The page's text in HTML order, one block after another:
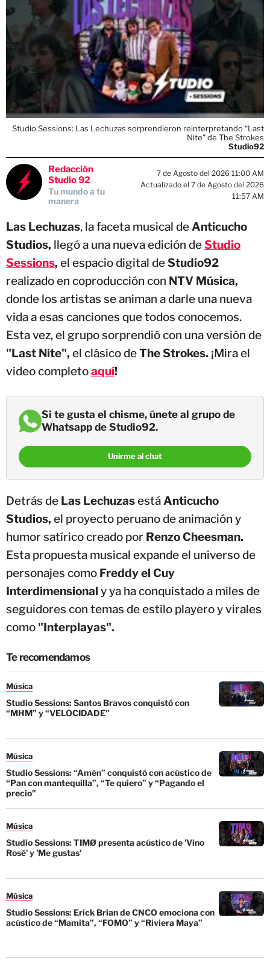
Studio Sessions: Las Lechuzas sorprendieron reinterpretando “Last
Nite” de The Strokes
Studio92
Redacción
Studio 92
Tu mundo a tu
manera
7 de Agosto del 2026 11:00 AM
Actualizado el 7 de Agosto del 2026
11:57 AM
Las Lechuzas, la faceta musical de Anticucho
Studios, llegó a una nueva edición deStudio
Sessions, el espacio digital deStudio92
realizado en coproducción con NTV Música,
donde los artistas se animan a darle una nueva
vida a esas canciones que todos conocemos.
Esta vez, el grupo sorprendió con una versión de
"Last Nite", el clásico deThe Strokes. ¡Mira el
video completoaquí!
Si te gusta el chisme, únete al grupo de
Whatsapp de Studio92.
Unirme al chat
Detrás de Las Lechuzasestá Anticucho
Studios, el proyecto peruano de animación y
humor satírico creado por Renzo Cheesman.
Esta propuesta musical expande el universo de
personajes como Freddy el Cuy
Interdimensional y ya ha conquistado a miles de
seguidores con temas de estilo playero y virales
como "Interplayas".
Te recomendamos
Música
Studio Sessions: Santos Bravos conquistó con
“MHM” y “VELOCIDADE”
Música
Studio Sessions: “Amén” conquistó con acústico de
“Pan con mantequilla”, “Te quiero” y “Pagando el
precio”
Música
Studio Sessions: TIMØ presenta acústico de 'Vino
Rosé' y 'Me gustas'
Música
Studio Sessions: Erick Brian de CNCO emociona con
acústico de “Mamita”, “FOMO” y “Riviera Maya”